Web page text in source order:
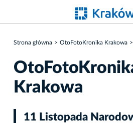
Strona główna OtoFotoKronika Krakowa
Krakowa
11 Listopada